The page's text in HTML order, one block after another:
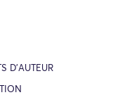
D’AUTEUR